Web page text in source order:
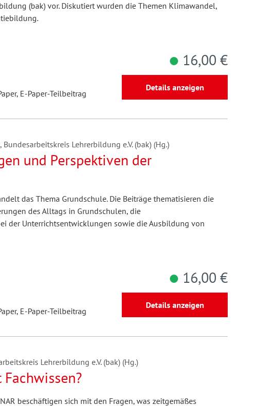
(bak) vor. Diskutiert wurden die Themen Klimawandel,
E-Paper-Teilbeitrag
16,00 €
Details anzeigen
Lehrerbildung e.V. (bak) (Hg.)
und Perspektiven der
das Thema Grundschule. Die Beiträge thematisieren die
des Alltags in Grundschulen, die
der Unterrichtsentwicklungen sowie die Ausbildung von
E-Paper-Teilbeitrag
16,00 €
Details anzeigen
Lehrerbildung e.V. (bak) (Hg.)
beschäftigen sich mit den Fragen, was zeitgemäßes